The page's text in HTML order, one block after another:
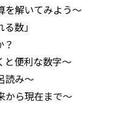
解いてみよう～
数」
便利な数字～
読み～
ら現在まで～